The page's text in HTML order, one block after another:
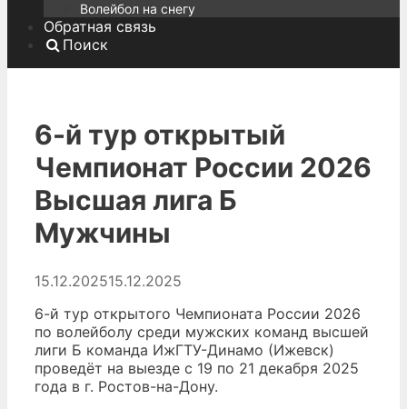
Волейбол на снегу
Обратная связь
Поиск
6-й тур открытый
Чемпионат России 2026
Высшая лига Б
Мужчины
15.12.202515.12.2025
6-й тур открытого Чемпионата России 2026
по волейболу среди мужских команд высшей
лиги Б команда ИжГТУ-Динамо (Ижевск)
проведёт на выезде с 19 по 21 декабря 2025
года в г. Ростов-на-Дону.